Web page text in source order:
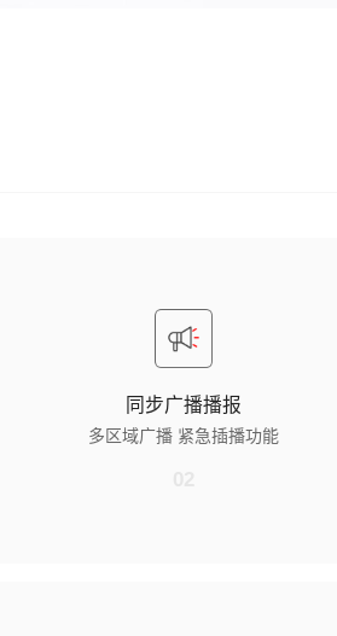
同步广播播报
多区域广播 紧急插播功能
可执行分区、全区广播指令，与监仓内屏同步播报
日常通知、宣教内容。
紧急情况时可优先插播预警信息，覆盖监区公共区